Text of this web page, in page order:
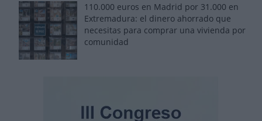
110.000 euros en Madrid por 31.000 en
Extremadura: el dinero ahorrado que
necesitas para comprar una vivienda por
comunidad